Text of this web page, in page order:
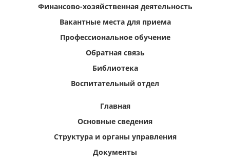
Финансово-хозяйственная деятельность
Вакантные места для приема
Профессиональное обучение
Обратная связь
Библиотека
Воспитательный отдел
Главная
Основные сведения
Структура и органы управления
Документы